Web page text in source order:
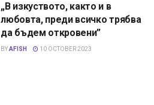
„В изкуството, както и в
любовта, преди всичко трябва
да бъдем откровени”
BYAFISH 10 OCTOBER 2023